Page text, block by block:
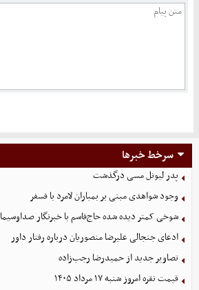
سرخط خبرها
پدر لیونل مسی درگذشت
وجود شواهدی مبنی بر بمباران لامرد با فسفر
شوخی کمتر دیده شده حاج‌قاسم با خبرنگار صداوسیما
ادعای جنجالی علیرضا منصوریان درباره رفتار داور
تصاویر جدید از حمیدرضا رجب‌زاده
قیمت نقره امروز شنبه ۱۷ مرداد ۱۴۰۵